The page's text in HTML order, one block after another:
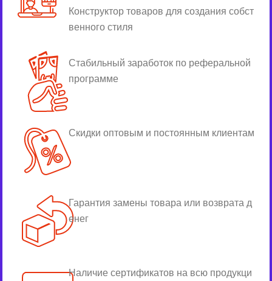
Конструктор товаров для создания собст
венного стиля
Стабильный заработок по реферальной
программе
Скидки оптовым и постоянным клиентам
Гарантия замены товара или возврата д
енег
Наличие сертификатов на всю продукци